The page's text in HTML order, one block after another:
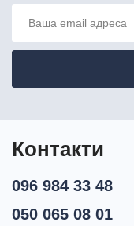
Контакти
096 984 33 48
050 065 08 01